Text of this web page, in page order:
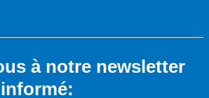
à notre newsletter